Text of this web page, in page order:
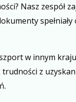
Nasz zespół
w innym
z